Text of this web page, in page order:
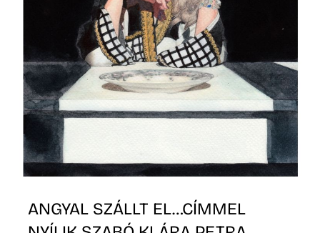
ANGYAL SZÁLLT EL…CÍMMEL